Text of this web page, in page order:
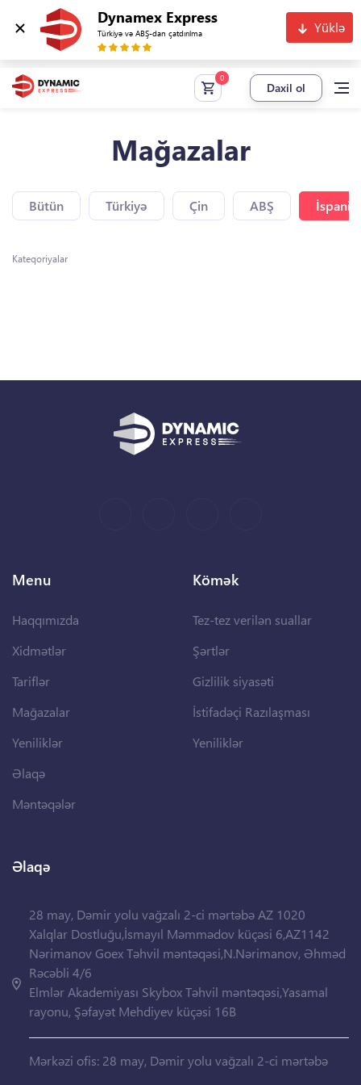
Dynamex Express
Türkiyə və ABŞ-dan çatdırılma Yüklə
Daxil ol
Mağazalar
Bütün Türkiyə Çin ABŞ
Kateqoriyalar
Menu
Haqqımızda
Xidmətlər
Tariflər
Mağazalar
Yeniliklər
Əlaqə
Məntəqələr
Kömək
Tez-tez verilən suallar
Şərtlər
Gizlilik siyasəti
İstifadəçi Razılaşması
Yeniliklər
Əlaqə
28 may, Dəmir yolu vağzalı 2-ci mərtəbə AZ 1020
Xalqlar Dostluğu,İsmayıl Məmmədov küçəsi 6,AZ1142
Nərimanov Goex Təhvil məntəqəsi,N.Nərimanov, Əhməd
Rəcəbli 4/6
Elmlər Akademiyası Skybox Təhvil məntəqəsi,Yasamal
rayonu, Şəfayət Mehdiyev küçəsi 16B
Mərkəzi ofis: 28 may, Dəmir yolu vağzalı 2-ci mərtəbə